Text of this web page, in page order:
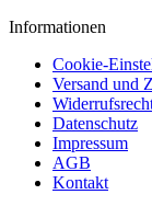
Informationen
Cookie-
Versand und
Datenschutz
Impressum
AGB
Kontakt